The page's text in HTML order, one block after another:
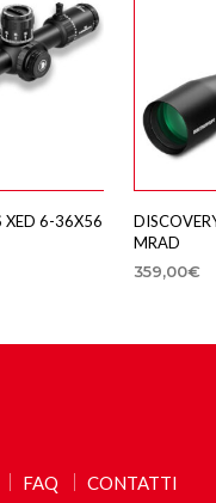
XED 6-36X56
MRAD
359,00€
FAQ CONTATTI